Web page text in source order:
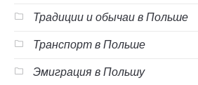
Традиции и обычаи в Польше
Транспорт в Польше
Эмиграция в Польшу